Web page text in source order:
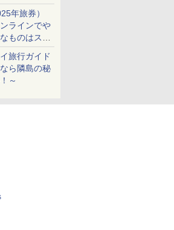
な準備は？
年旅券）
ラインでや
ものはスマ
のみ
旅行ガイド
ら隣島の秘
～